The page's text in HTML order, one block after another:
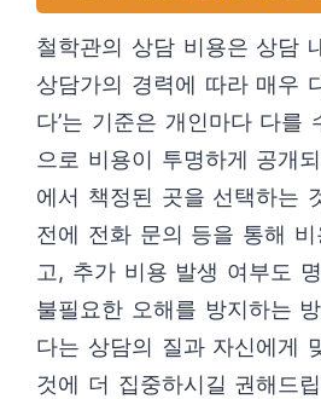
철학관의 상담 비용은 상담
상담가의 경력에 따라 매우
다’는 기준은 개인마다 다를
으로 비용이 투명하게 공개
에서 책정된 곳을 선택하는
전에 전화 문의 등을 통해
고, 추가 비용 발생 여부도
불필요한 오해를 방지하는
다는 상담의 질과 자신에게
것에 더 집중하시길 권해드